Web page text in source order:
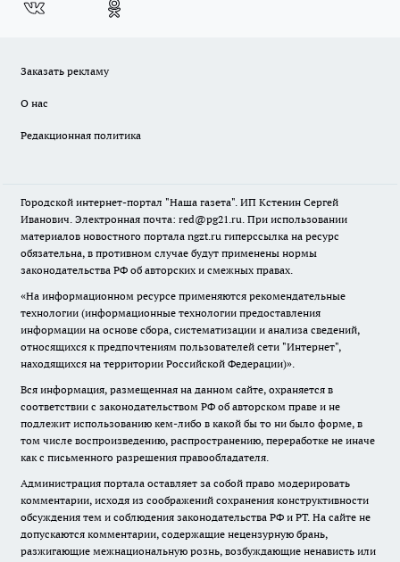
Заказать рекламу
О нас
Редакционная политика
Городской интернет-портал "Наша газета". ИП Кстенин Сергей
Иванович. Электронная почта: red@pg21.ru. При использовании
материалов новостного портала ngzt.ru гиперссылка на ресурс
обязательна, в противном случае будут применены нормы
законодательства РФ об авторских и смежных правах.
«На информационном ресурсе применяются рекомендательные
технологии (информационные технологии предоставления
информации на основе сбора, систематизации и анализа сведений,
относящихся к предпочтениям пользователей сети "Интернет",
находящихся на территории Российской Федерации)».
Вся информация, размещенная на данном сайте, охраняется в
соответствии с законодательством РФ об авторском праве и не
подлежит использованию кем-либо в какой бы то ни было форме, в
том числе воспроизведению, распространению, переработке не иначе
как с письменного разрешения правообладателя.
Администрация портала оставляет за собой право модерировать
комментарии, исходя из соображений сохранения конструктивности
обсуждения тем и соблюдения законодательства РФ и РТ. На сайте не
допускаются комментарии, содержащие нецензурную брань,
разжигающие межнациональную рознь, возбуждающие ненависть или